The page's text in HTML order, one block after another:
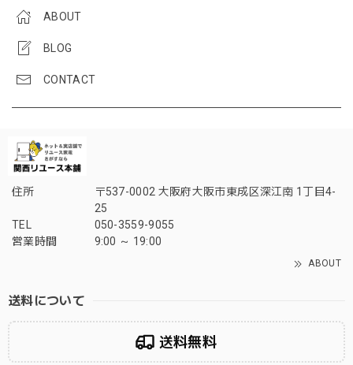
ABOUT
BLOG
CONTACT
住所
〒537-0002 大阪府大阪市東成区深江南 1丁目4-
25
TEL
050-3559-9055
営業時間
9:00 ～ 19:00
ABOUT
送料について
送料無料